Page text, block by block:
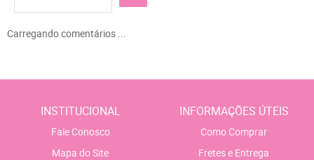
Carregando comentários ...
INSTITUCIONAL
Fale Conosco
Mapa do Site
INFORMAÇÕES ÚTEIS
Como Comprar
Fretes e Entrega